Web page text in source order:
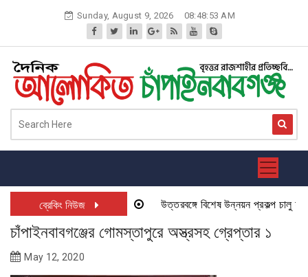
Sunday, August 9, 2026 08:48:53 AM
ব্রেকিং নিউজ উত্তরবঙ্গে বিশেষ উন্নয়ন প্রকল্প চালু হতে
চাঁপাইনবাবগঞ্জের গোমস্তাপুরে অস্ত্রসহ গ্রেপ্তার ১
May 12, 2020